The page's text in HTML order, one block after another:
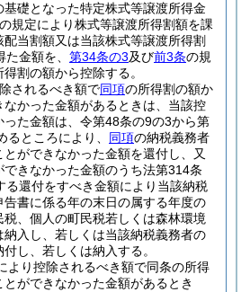
礎となった特定株式等譲渡所得金
規定により株式等譲渡所得割額を課
当割額又は当該株式等譲渡所得割
金額を、 第34条の3及び前3条の規
割の額から控除する。
されるべき額で同項の所得割の額か
なかった金額があるときは、当該控
った金額は、令第48条の9の3から第
ところにより、 同項の納税義務者
ができなかった金額を還付し、又
きなかった金額のうち法第314条
る還付をすべき金額により当該納税
告書に係る年の末日の属する年度の
、個人の町民税若しくは森林環境
入し、若しくは当該納税義務者の
し、若しくは納入する。
より控除されるべき額で同条の所得
ができなかった金額があるとき